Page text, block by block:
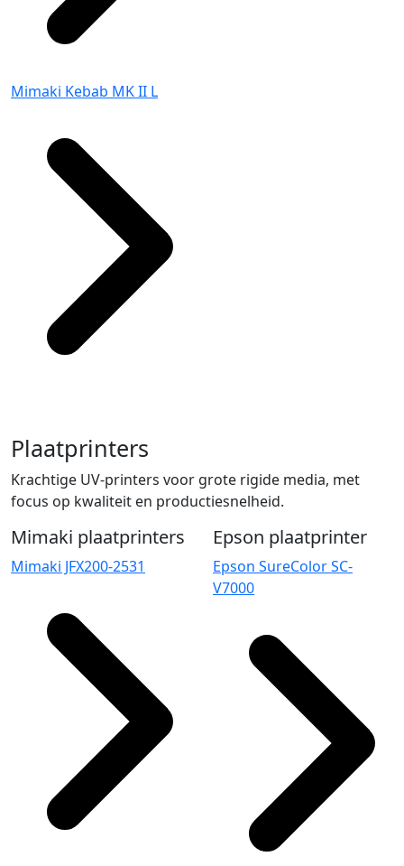
Mimaki Kebab MK II L
Plaatprinters
Krachtige UV-printers voor grote rigide media, met
focus op kwaliteit en productiesnelheid.
Mimaki plaatprinters
Mimaki JFX200-2531
Epson plaatprinter
Epson SureColor SC-
V7000